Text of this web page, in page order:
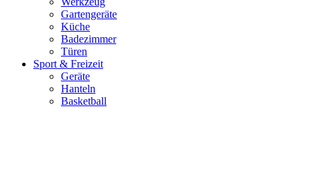
Gartengeräte
Küche
Badezimmer
Türen
Sport & Freizeit
Geräte
Hanteln
Basketball